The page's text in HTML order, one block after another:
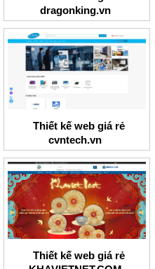
dragonking.vn
Thiết kế web giá rẻ
cvntech.vn
Thiết kế web giá rẻ